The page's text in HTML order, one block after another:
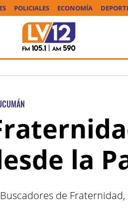
POLICIALES ECONOMÍA
la
de